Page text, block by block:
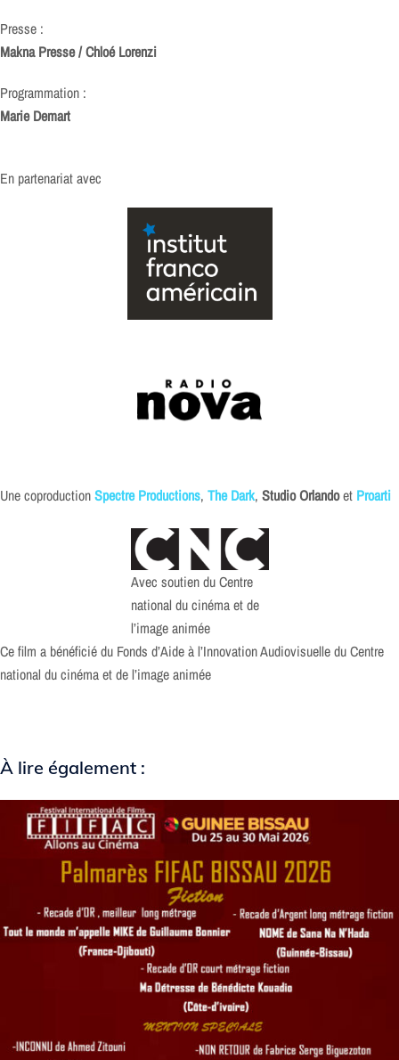
Presse :
Makna Presse / Chloé Lorenzi
Programmation :
Marie Demart
En partenariat avec
Une coproductionSpectre Productions, The Dark, Studio Orlandoet Proarti
Avec soutien du Centre
national du cinéma et de
l’image animée
Ce film a bénéficié du Fonds d’Aide à l’Innovation Audiovisuelle du Centre
national du cinéma et de l’image animée
À lire également :